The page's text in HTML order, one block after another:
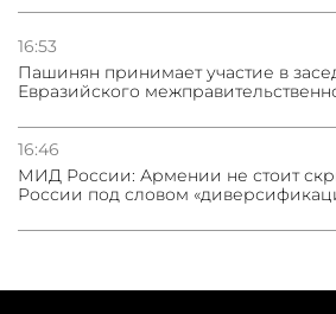
16:53
Пашинян принимает участие в
Евразийского
16:46
МИД России: Армении не стоит
России под словом